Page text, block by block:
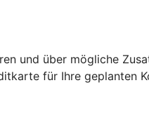
und über mögliche
für Ihre geplanten